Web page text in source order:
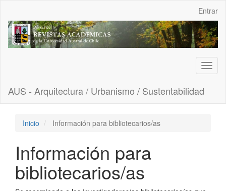
Contenido
principal
Barra
Entrar
AUS - Arquitectura / Urbanismo / Sustentabilidad
Inicio Información para bibliotecarios/as
Información para
bibliotecarios/as